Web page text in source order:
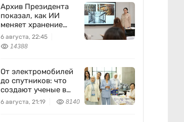
Orda.kz Дуйсенова
Архив Президента
показал, как ИИ
меняет хранение
документов в
Казахстане
6 августа, 22:45
14388
От электромобилей
до спутников: что
создают ученые в
Казахстане
6 августа, 21:19 8140